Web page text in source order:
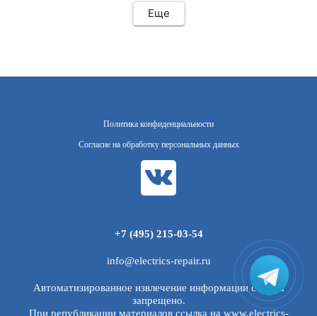
Еще
Политика конфиденциальности
Согласие на обработку персональных данных
+7 (495) 215-03-54
info@electrics-repair.ru
Автоматизированное извлечение информации с сайта
запрещено.
При републикации материалов ссылка на www.electrics-